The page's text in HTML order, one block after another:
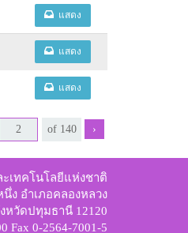
แสดง
แสดง
แสดง
›
เทคโนโลยีแห่งชาติ
ง อำเภอคลองหลวง
หวัดปทุมธานี 12120
Fax 0-2564-7001-5